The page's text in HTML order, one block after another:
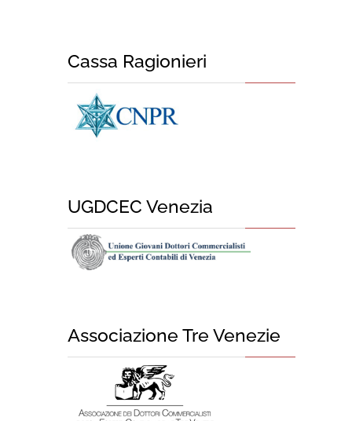
Cassa Ragionieri
UGDCEC Venezia
Associazione Tre Venezie